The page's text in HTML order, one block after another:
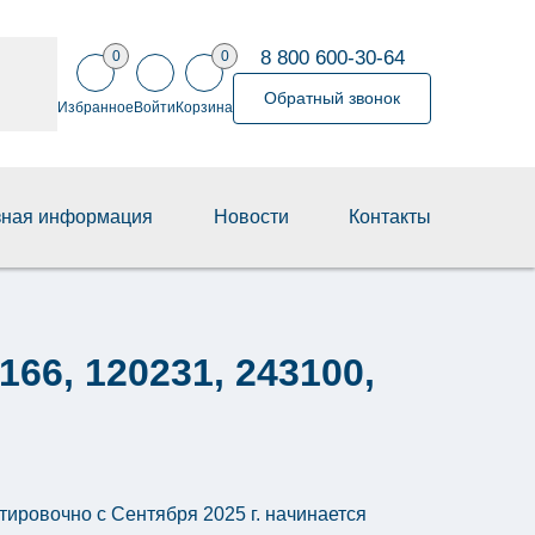
0
ИзбранноеВойти
0
Корзина
8 800 600-30-64
Обратный звонок
информация Новости Контакты
120231, 243100,
с Сентября 2025 г. начинается